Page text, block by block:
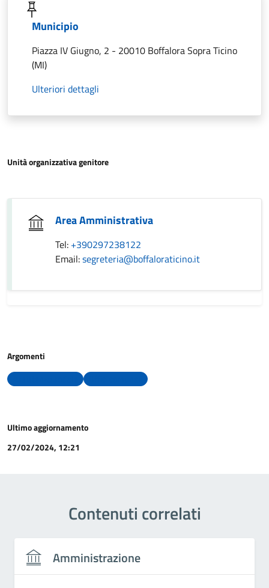
Municipio
Piazza IV Giugno, 2 - 20010 Boffalora Sopra Ticino
(MI)
Ulteriori dettagli
Unità organizzativa genitore
Area Amministrativa
Tel: +390297238122
Email:segreteria@boffaloraticino.it
Argomenti
Ultimo aggiornamento
27/02/2024, 12:21
Contenuti correlati
Amministrazione